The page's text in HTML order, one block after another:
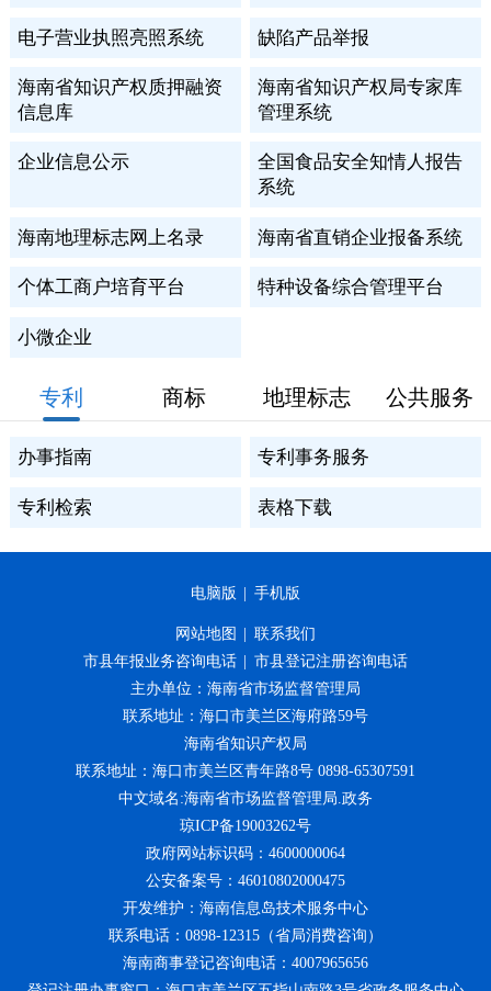
电子营业执照亮照系统 缺陷产品举报
海南省知识产权质押融资
信息库
海南省知识产权局专家库
管理系统
企业信息公示
全国食品安全知情人报告
系统
海南地理标志网上名录 海南省直销企业报备系统
个体工商户培育平台 特种设备综合管理平台
小微企业
专利 商标 地理标志 公共服务
办事指南 专利事务服务
专利检索 表格下载
电脑版 手机版
网站地图 | 联系我们
市县年报业务咨询电话 | 市县登记注册咨询电话
主办单位：海南省市场监督管理局
联系地址：海口市美兰区海府路59号
海南省知识产权局
联系地址：海口市美兰区青年路8号 0898-65307591
中文域名:海南省市场监督管理局.政务
琼ICP备19003262号
政府网站标识码：4600000064
公安备案号：46010802000475
开发维护：海南信息岛技术服务中心
联系电话：0898-12315（省局消费咨询）
海南商事登记咨询电话：4007965656